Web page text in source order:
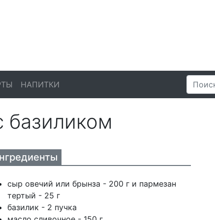
НАПИТКИ
базиликом
сыр овечий или брынза - 200 г и пармезан
тертый - 25 г
базилик - 2 пучка